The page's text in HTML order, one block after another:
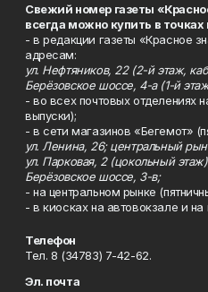
Свежий номер газеты
всегда можно купить в
- в редакции газеты «Красное
адресам:
ул. Нефтяников, 22 (2-й этаж,
Берёзовское шоссе, 4-а (1-й
- во всех почтовых отделениях
выпуски);
- в сети магазинов «Бегемот»
ул. Ленина, 26; центральный
ул. Парковая, 2 (цокольный
Берёзовское шоссе, 3-в;
- на центральном рынке
- в киосках на автовокзале и
Телефон
Тел. 8 (34783) 7-42-62.
Эл. почта